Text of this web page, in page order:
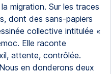
migration. Sur les traces
dont des sans-papiers
collective intitulée «
Elle raconte
attente, contrôlée.
en donderons deux